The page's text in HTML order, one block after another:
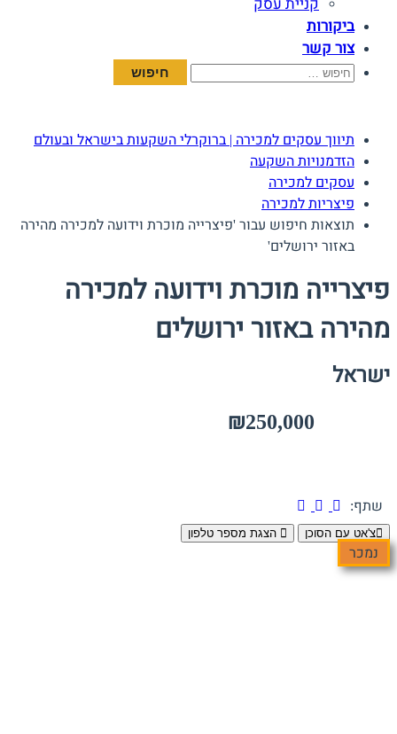
קניית עסק
ביקורות
צור קשר
חיפוש:
תיווך עסקים למכירה | ברוקרלי השקעות בישראל ובעולם
הזדמנויות השקעה
עסקים למכירה
פיצריות למכירה
תוצאות חיפוש עבור 'פיצרייה מוכרת וידועה למכירה מהירה
באזור ירושלים'
פיצרייה מוכרת וידועה למכירה
מהירה באזור ירושלים
ישראל
₪250,000
שתף:
צ'אט עם הסוכן הצגת מספר טלפון
נמכר